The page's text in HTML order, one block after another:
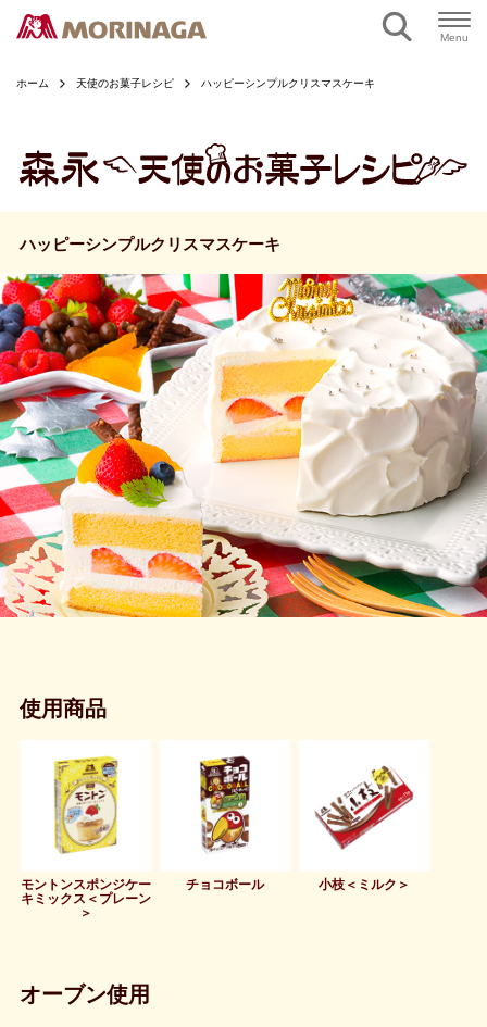
Menu
ホーム 天使のお菓子レシピ ハッピーシンプルクリスマスケーキ
ハッピーシンプルクリスマスケーキ
使用商品
モントンスポンジケー
キミックス＜プレーン
＞
チョコボール 小枝＜ミルク＞
オーブン使用